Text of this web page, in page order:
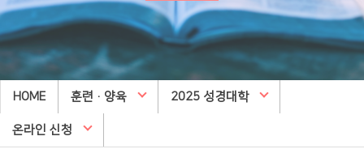
예배 시간
오시는 길
교회시설
안아주심
Dream Center
수요예배 설교
찬양대
교리특강
유아부
유치부
HOME 훈련·양육 2025 성경대학
온라인 신청